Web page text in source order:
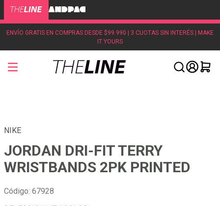
ENVÍO GRATIS EN COMPRAS DESDE $99.990 | 3 CUOTAS SIN INTERÉS | MAKE
IT YOURS
NIKE
JORDAN DRI-FIT TERRY
WRISTBANDS 2PK PRINTED
Código: 67928